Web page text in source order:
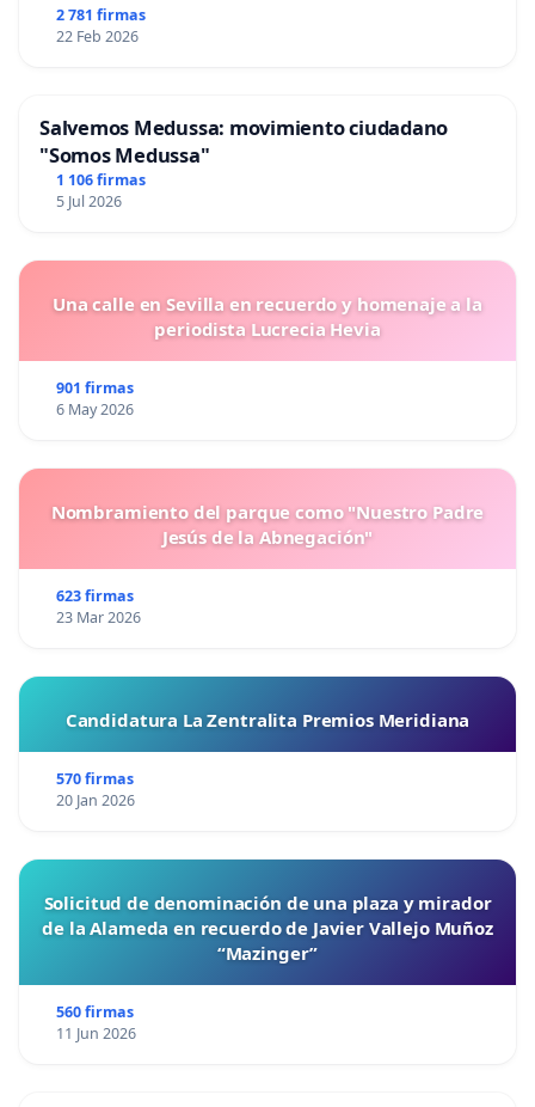
2 781 firmas
22 Feb 2026
Salvemos Medussa: movimiento ciudadano
"Somos Medussa"
1 106 firmas
5 Jul 2026
Una calle en Sevilla en recuerdo y homenaje a la
periodista Lucrecia Hevia
901 firmas
6 May 2026
Nombramiento del parque como "Nuestro Padre
Jesús de la Abnegación"
623 firmas
23 Mar 2026
Candidatura La Zentralita Premios Meridiana
570 firmas
20 Jan 2026
Solicitud de denominación de una plaza y mirador
de la Alameda en recuerdo de Javier Vallejo Muñoz
“Mazinger”
560 firmas
11 Jun 2026